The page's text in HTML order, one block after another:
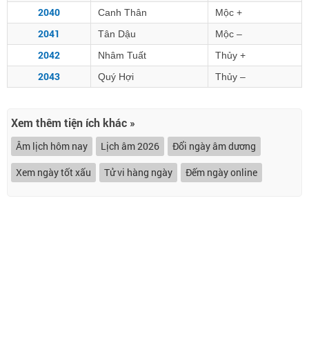
2040 Canh Thân Mộc +
2041 Tân Dậu Mộc –
2042 Nhâm Tuất Thủy +
2043 Quý Hợi Thủy –
Xem thêm tiện ích khác »
Âm lịch hôm nay Lịch âm 2026
Đổi ngày âm dương
Xem ngày tốt xấu
Tử vi hàng ngày Đếm ngày online